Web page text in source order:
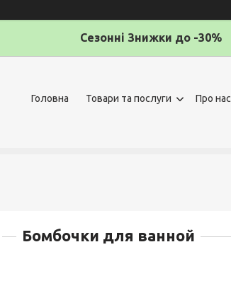
Сезонні Знижки до -30%
Головна Товари та послуги Про нас
Бомбочки для ванной